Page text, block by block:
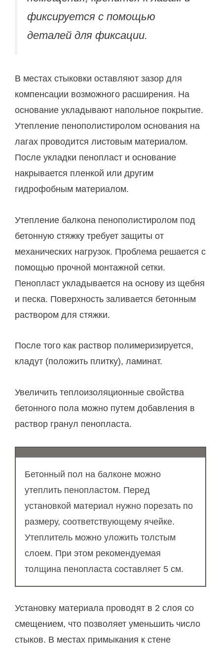
фиксируется с помощью
деталей для фиксации.
В местах стыковки оставляют зазор для
компенсации возможного расширения. На
основание укладывают напольное покрытие.
Утепление пенополистиролом основания на
лагах проводится листовым материалом.
После укладки пенопласт и основание
накрывается пленкой или другим
гидрофобным материалом.
Утепление балкона пенополистиролом под
бетонную стяжку требует защиты от
механических нагрузок. Проблема решается с
помощью прочной монтажной сетки.
Пенопласт укладывается на основу из щебня
и песка. Поверхность заливается бетонным
раствором для стяжки.
После того как раствор полимеризируется,
кладут (положить плитку), ламинат.
Увеличить теплоизоляционные свойства
бетонного пола можно путем добавления в
раствор гранул пенопласта.
Бетонный пол на балконе можно
утеплить пенопластом. Перед
установкой материал нужно порезать по
размеру, соответствующему ячейке.
Утеплитель можно уложить толстым
слоем. При этом рекомендуемая
толщина пенопласта составляет 5 см.
Установку материала проводят в 2 слоя со
смещением, что позволяет уменьшить число
стыков. В местах примыкания к стене